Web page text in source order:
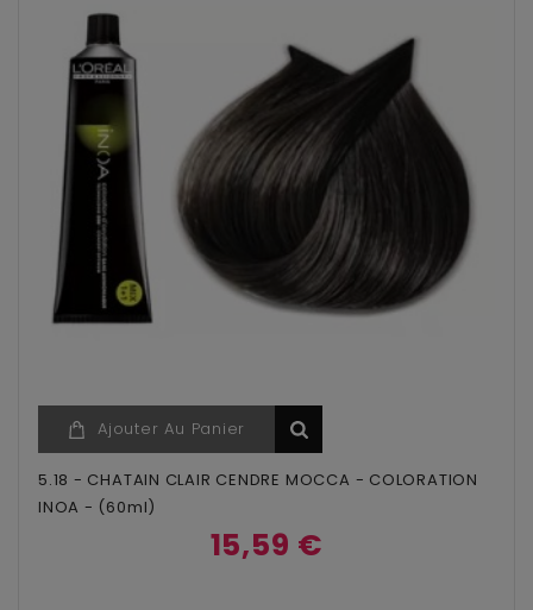
Ajouter Au Panier
5.18 - CHATAIN CLAIR CENDRE MOCCA - COLORATION
INOA - (60ml)
15,59 €